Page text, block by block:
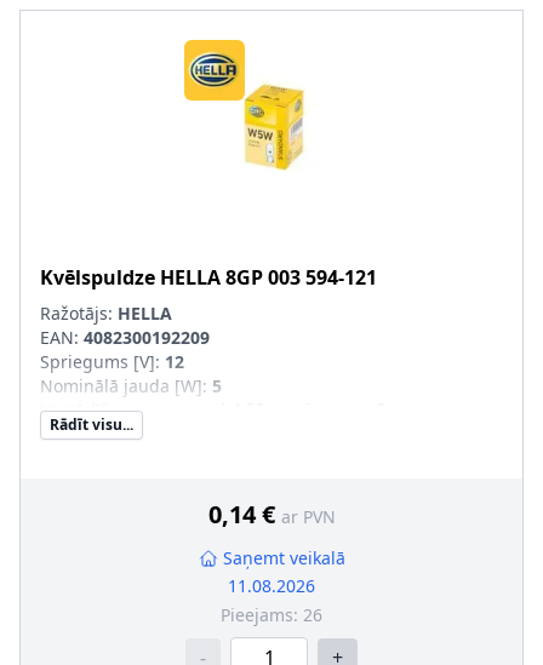
Kvēlspuldze HELLA8GP 003 594-121
Ražotājs: HELLA
EAN: 4082300192209
Spriegums [V]: 12
Nominālā jauda [W]: 5
Uzstādīšanas puse
Lampas tips:
Kaste
7439-92-1; svins
Montāža/demontāža jāveic kvalificētam personālam!
Kvēlspuldzes cokola konstrukcija : W2,1 x 9,5
Rādīt visu...
0,14 € ar PVN
Saņemt veikalā
11.08.2026
Pieejams: 26
- +